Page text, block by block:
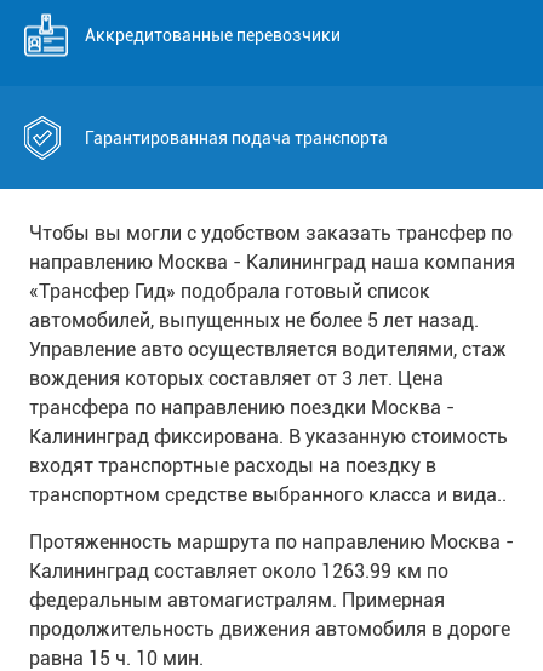
Аккредитованные перевозчики
Гарантированная подача транспорта
Чтобы вы могли с удобством заказать трансфер по
направлению Москва - Калининград наша компания
«Трансфер Гид» подобрала готовый список
автомобилей, выпущенных не более 5 лет назад.
Управление авто осуществляется водителями, стаж
вождения которых составляет от 3 лет. Цена
трансфера по направлению поездки Москва -
Калининград фиксирована. В указанную стоимость
входят транспортные расходы на поездку в
транспортном средстве выбранного класса и вида..
Протяженность маршрута по направлению Москва -
Калининград составляет около 1263.99 км по
федеральным автомагистралям. Примерная
продолжительность движения автомобиля в дороге
равна 15 ч. 10 мин.